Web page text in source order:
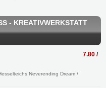
- KREATIVWERKSTATT U
7.80 /
Neverending Dream /